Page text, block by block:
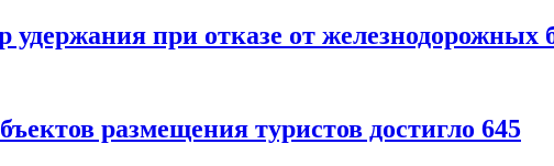
удержания при отказе от железнодорожных
размещения туристов достигло 645